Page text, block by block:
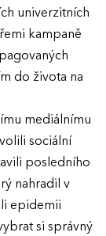
univerzitních
kampaně
do života na
mediálnímu
sociální
posledního
nahradil v
epidemii
si správný